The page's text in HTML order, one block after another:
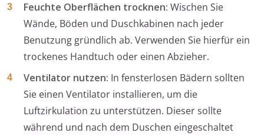
Feuchte Oberflächen trocknen: Wischen Sie
Wände, Böden und Duschkabinen nach jeder
Benutzung gründlich ab. Verwenden Sie hierfür ein
trockenes Handtuch oder einen Abzieher.
Ventilator nutzen: In fensterlosen Bädern sollten
Sie einen Ventilator installieren, um die
Luftzirkulation zu unterstützen. Dieser sollte
während und nach dem Duschen eingeschaltet